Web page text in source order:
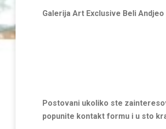
Galerija Art Exclusive Beli
Postovani ukoliko ste
popunite kontakt formu i u sto